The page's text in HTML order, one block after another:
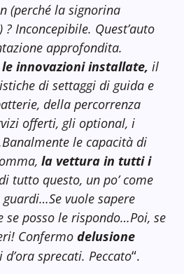
(perché la signorina
Inconcepibile. Quest’auto
approfondita.
le innovazioni installate, il
di settaggi di guida e
della percorrenza
offerti, gli optional, i
le capacità di
la vettura in tutti i
tutto questo, un po’ come
vuole sapere
se posso le rispondo…Poi, se
Confermo delusione
sprecati. Peccato“.